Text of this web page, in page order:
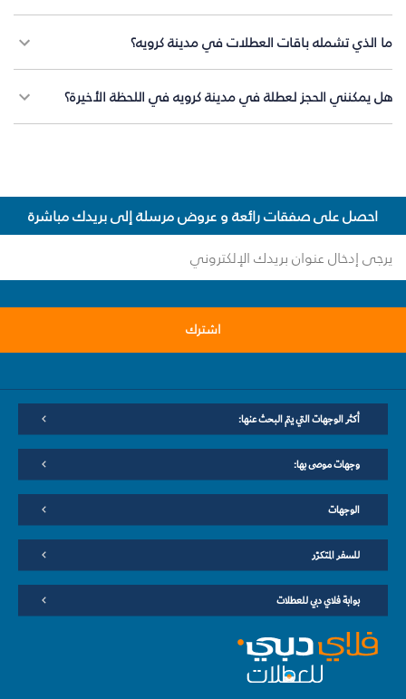
ما الذي تشمله باقات العطلات في مدينة كرويه؟
هل يمكنني الحجز لعطلة في مدينة كرويه في اللحظة الأخيرة؟
احصل على صفقات رائعة و عروض مرسلة إلى بريدك مباشرة
اشترك
أكثر الوجهات التي يتم البحث عنها:
وجهات موصى بها:
الوجهات
للسفر المتكرّر
بوابة فلاي دبي للعطلات